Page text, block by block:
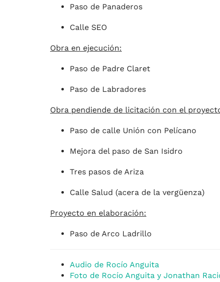
Paso de Panaderos
Calle SEO
Obra en ejecución:
Paso de Padre Claret
Paso de Labradores
Obra pendiende de licitación con el
Paso de calle Unión con Pelícano
Mejora del paso de San Isidro
Tres pasos de Ariza
Calle Salud (acera de la vergüenza)
Proyecto en elaboración:
Paso de Arco Ladrillo
Audio de Rocío Anguita
Foto de Rocío Anguita y Jonathan